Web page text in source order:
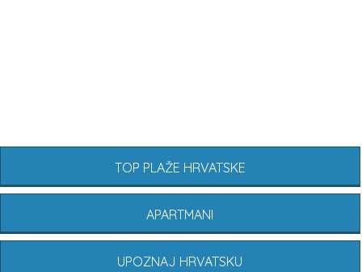
TOP PLAŽE HRVATSKE
APARTMANI
UPOZNAJ HRVATSKU